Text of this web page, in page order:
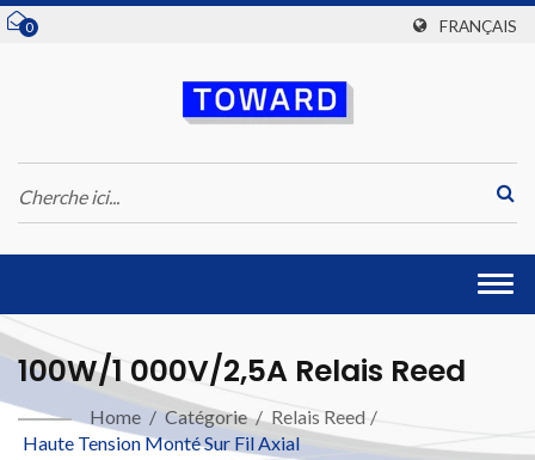
0 FRANÇAIS
100W/1 000V/2,5A Relais Reed
Home / Catégorie / Relais Reed /
Haute Tension Monté Sur Fil Axial